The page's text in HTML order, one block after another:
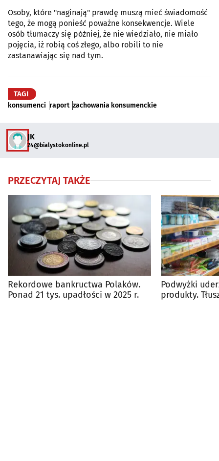
Osoby, które "naginają" prawdę muszą mieć świadomość
tego, że mogą ponieść poważne konsekwencje. Wiele
osób tłumaczy się później, że nie wiedziało, nie miało
pojęcia, iż robią coś złego, albo robili to nie
zastanawiając się nad tym.
TAGI
konsumenci raport zachowania konsumenckie
JK
24@bialystokonline.pl
PRZECZYTAJ TAKŻE
Rekordowe bankructwa Polaków.
Ponad 21 tys. upadłości w 2025 r.
Podwyżki
produkty.